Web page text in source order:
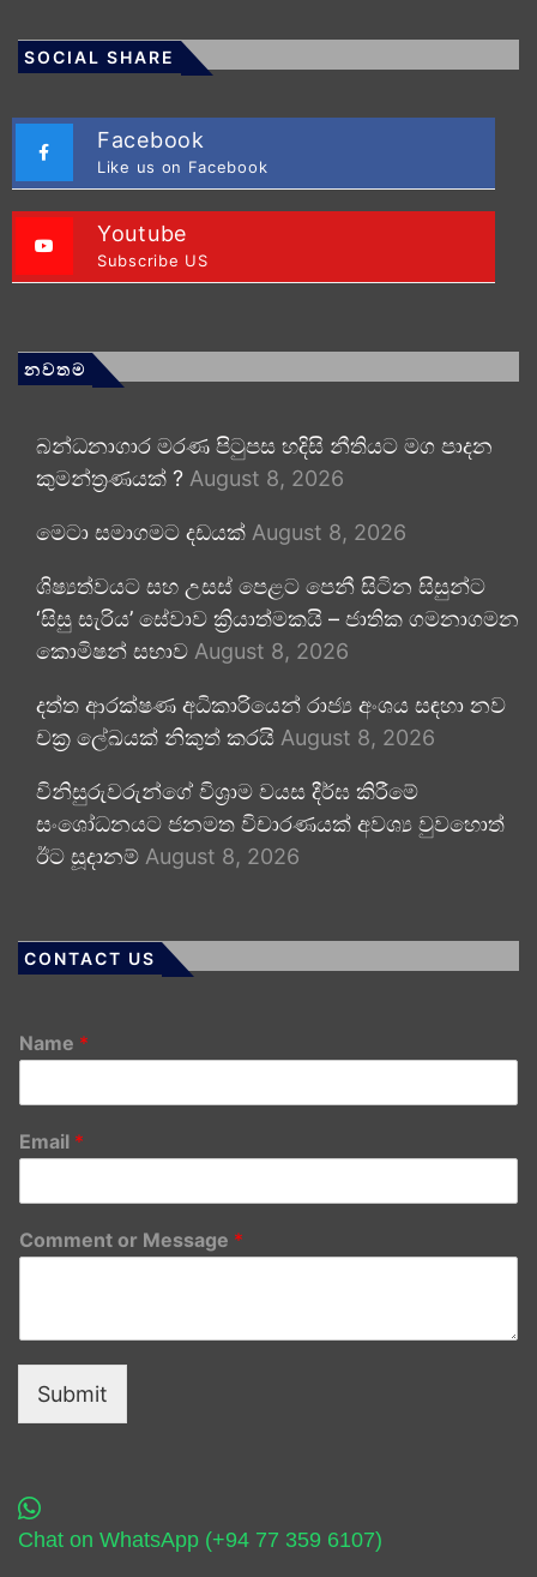
SOCIAL SHARE
Facebook
Like us on Facebook
Youtube
Subscribe US
නවතම
බන්ධනාගාර මරණ පිටුපස හදිසි නීතියට මග පාදන
කුමන්ත්‍රණයක් ? August 8, 2026
මෙටා සමාගමට දඩයක් August 8, 2026
ශිෂ්‍යත්වයට සහ උසස් පෙළට පෙනී සිටින සිසුන්ට
‘සිසු සැරිය’ සේවාව ක්‍රියාත්මකයි – ජාතික ගමනාගමන
කොමිෂන් සභාව August 8, 2026
දත්ත ආරක්ෂණ අධිකාරියෙන් රාජ්‍ය අංශය සඳහා නව
චක්‍ර ලේඛයක් නිකුත් කරයි August 8, 2026
විනිසුරුවරුන්ගේ විශ්‍රාම වයස දීර්ඝ කිරීමේ
සංශෝධනයට ජනමත විචාරණයක් අවශ්‍ය වුවහොත්
ඊට සූදානම් August 8, 2026
CONTACT US
Name *
Email *
Comment or Message *
Submit
Chat on WhatsApp (+94 77 359 6107)